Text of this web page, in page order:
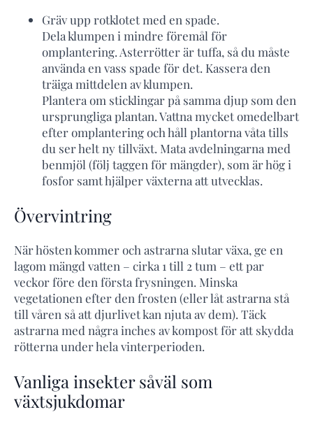
Gräv upp rotklotet med en spade.
Dela klumpen i mindre föremål för
omplantering. Asterrötter är tuffa, så du måste
använda en vass spade för det. Kassera den
träiga mittdelen av klumpen.
Plantera om sticklingar på samma djup som den
ursprungliga plantan. Vattna mycket omedelbart
efter omplantering och håll plantorna våta tills
du ser helt ny tillväxt. Mata avdelningarna med
benmjöl (följ taggen för mängder), som är hög i
fosfor samt hjälper växterna att utvecklas.
Övervintring
När hösten kommer och astrarna slutar växa, ge en
lagom mängd vatten – cirka 1 till 2 tum – ett par
veckor före den första frysningen. Minska
vegetationen efter den frosten (eller låt astrarna stå
till våren så att djurlivet kan njuta av dem). Täck
astrarna med några inches av kompost för att skydda
rötterna under hela vinterperioden.
Vanliga insekter såväl som
växtsjukdomar